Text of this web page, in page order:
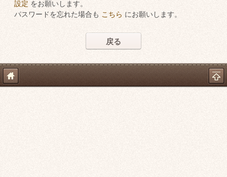
設定 をお願いします。
パスワードを忘れた場合も こちら にお願いします。
戻る